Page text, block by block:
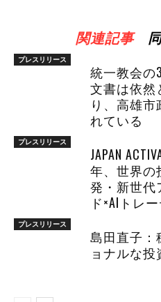
関連記事
プレスリリース
統一教会の
文書は依然
り、高雄
れている
プレスリリース
JAPAN
年、世界の
発・新世代
ド×AIトレ
プレスリリース
島田直子：
ョナルな